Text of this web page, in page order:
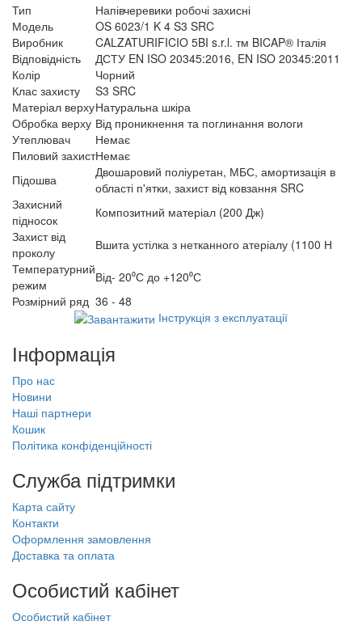
Тип
Напівчеревики робочі захисні
Модель
OS 6023/1 K 4 S3 SRC
Виробник
CALZATURIFICIO 5BI s.r.l. тм BICAP® Італія
Відповідність
ДСТУ EN ISO 20345:2016, EN ISO 20345:2011
Колір
Чорний
Клас захисту
S3 SRC
Матеріал верхуНатуральна шкіра
Обробка верху Від проникнення та поглинання вологи
Утеплювач
Немає
Пиловий захистНемає
Підошва
Двошаровий поліуретан, МБС, амортизація в
області п'ятки, захист від ковзання SRC
Захисний
підносок
Композитний матеріал (200 Дж)
Захист від
проколу
Вшита устілка з нетканного атеріалу (1100 Н
Температурний
режим
Від- 20⁰С до +120⁰С
Розмірний ряд 36 - 48
Інструкція з експлуатації
Інформація
Про нас
Новини
Наші партнери
Кошик
Політика конфіденційності
Служба підтримки
Карта сайту
Контакти
Оформлення замовлення
Доставка та оплата
Особистий кабінет
Особистий кабінет